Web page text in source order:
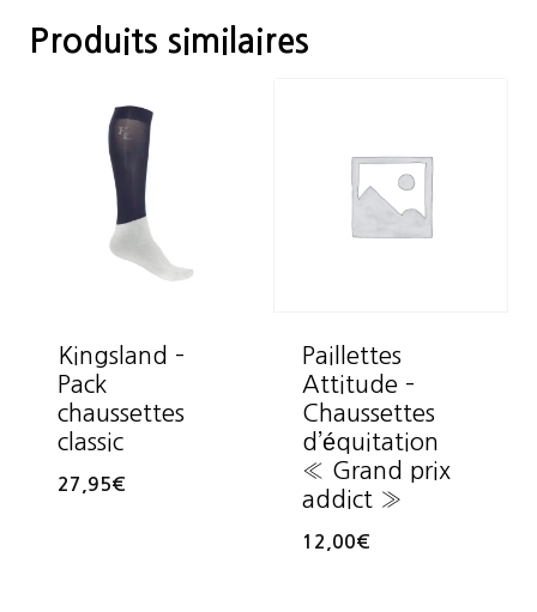
Produits similaires
Kingsland –
Pack
chaussettes
classic
27,95€
Paillettes
Attitude –
Chaussettes
d’équitation
« Grand prix
addict »
12,00€